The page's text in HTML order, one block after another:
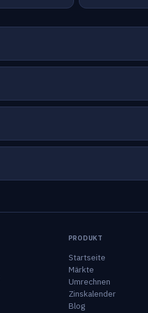
PRODUKT
Startseite
Märkte
Umrechnen
Zinskalender
Blog